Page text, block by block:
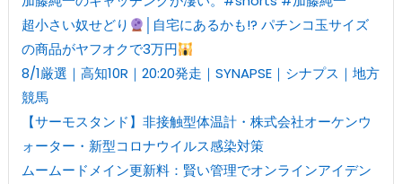
超小さい奴せどり
│自宅にあるかも!? パチンコ玉サイズ
の商品がヤフオクで3万円
8/1厳選｜高知10R｜20:20発走｜SYNAPSE｜シナプス｜地方
競馬
【サーモスタンド】非接触型体温計・株式会社オーケンウ
ォーター・新型コロナウイルス感染対策
ムームードメイン更新料：賢い管理でオンラインアイデン